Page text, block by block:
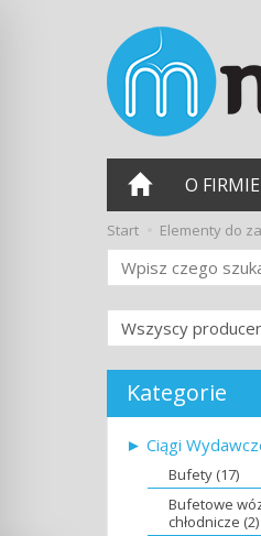
O FIRMIE
Start Elementy do
Wyszukaj
Kategorie
► Ciągi
Bufety (17)
Bufetowe
chłodnicze (2)